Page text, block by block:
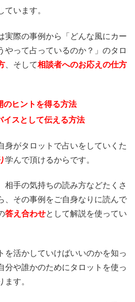
ています。
実際の事例から「どんな風にカー
やって占っているのか？」のタロ
、そして相談者へのお応えの仕方
のヒントを得る方法
イスとして伝える方法
身がタロットで占いをしていくた
学んで頂けるからです。
相手の気持ちの読み方などたくさ
、その事例をご自身なりに読んで
答え合わせとして解説を使ってい
を活かしていけばいいのかを知っ
分や誰かのためにタロットを使っ
す。